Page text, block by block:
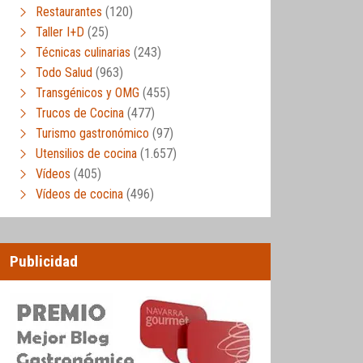
Restaurantes (120)
Taller I+D (25)
Técnicas culinarias (243)
Todo Salud (963)
Transgénicos y OMG (455)
Trucos de Cocina (477)
Turismo gastronómico (97)
Utensilios de cocina (1.657)
Vídeos (405)
Vídeos de cocina (496)
Publicidad